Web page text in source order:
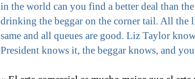
in the world can you find a better deal than
drinking the beggar on the corner tail. All the
same and all queues are good. Liz Taylor
President knows it, the beggar knows, and